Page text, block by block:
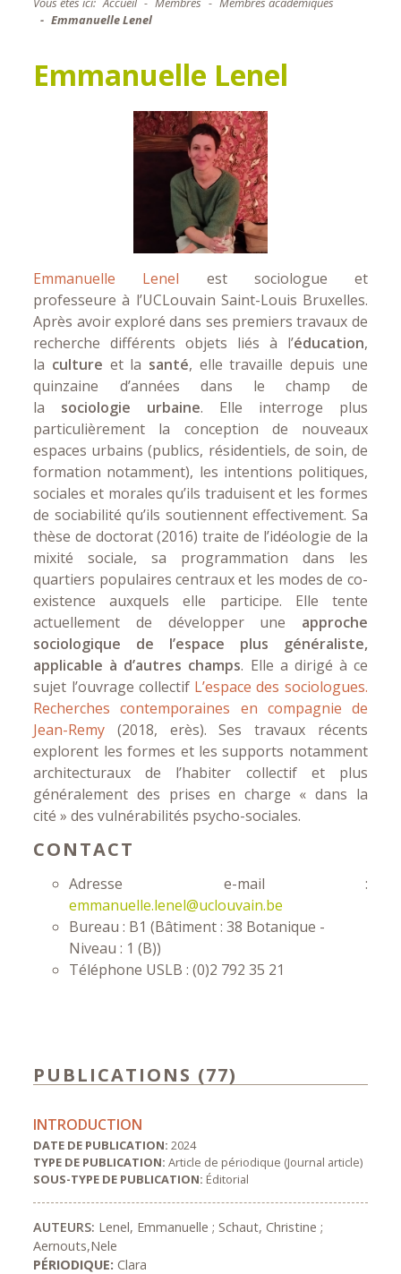
Emmanuelle Lenel
Emmanuelle Lenel
Emmanuelle Lenel est sociologue et
professeure à l’UCLouvain Saint-Louis Bruxelles.
Après avoir exploré dans ses premiers travaux de
recherche différents objets liés à l’éducation,
la culture et la santé, elle travaille depuis une
quinzaine d’années dans le champ de
la sociologie urbaine. Elle interroge plus
particulièrement la conception de nouveaux
espaces urbains (publics, résidentiels, de soin, de
formation notamment), les intentions politiques,
sociales et morales qu’ils traduisent et les formes
de sociabilité qu’ils soutiennent effectivement. Sa
thèse de doctorat (2016) traite de l’idéologie de la
mixité sociale, sa programmation dans les
quartiers populaires centraux et les modes de co-
existence auxquels elle participe. Elle tente
actuellement de développer une approche
sociologique de l’espace plus généraliste,
applicable à d’autres champs. Elle a dirigé à ce
sujet l’ouvrage collectif L’espace des sociologues.
Recherches contemporaines en compagnie de
Jean-Remy (2018, erès). Ses travaux récents
explorent les formes et les supports notamment
architecturaux de l’habiter collectif et plus
généralement des prises en charge « dans la
cité » des vulnérabilités psycho-sociales.
CONTACT
Adresse e-mail :
emmanuelle.lenel@uclouvain.be
Bureau : B1 (Bâtiment : 38 Botanique -
Niveau : 1 (B))
Téléphone USLB : (0)2 792 35 21
PUBLICATIONS (77)
INTRODUCTION
DATE DE PUBLICATION:2024
TYPE DE PUBLICATION:Article de périodique (Journal article)
SOUS-TYPE DE PUBLICATION: Éditorial
AUTEURS: Lenel, Emmanuelle ; Schaut, Christine ;
Aernouts,Nele
PÉRIODIQUE:Clara